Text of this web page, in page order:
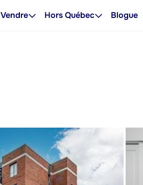
Vendre Hors Québec Blogue